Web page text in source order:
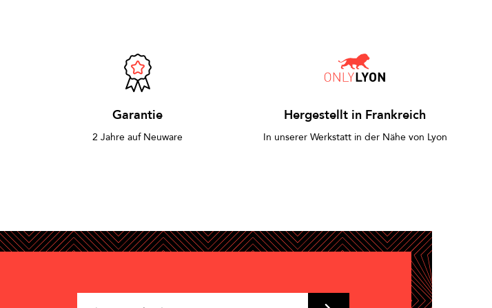
Garantie
2 Jahre auf Neuware
Hergestellt in Frankreich
In unserer Werkstatt in der Nähe von Lyon